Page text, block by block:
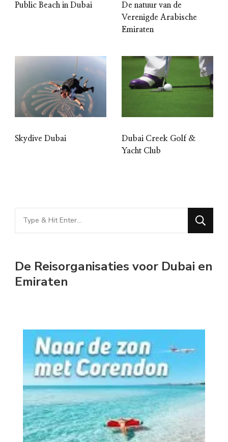
Public Beach in Dubai
De natuur van de
Verenigde Arabische
Emiraten
Skydive Dubai
Dubai Creek Golf &
Yacht Club
Looking
for
De Reisorganisaties voor Dubai en
Emiraten